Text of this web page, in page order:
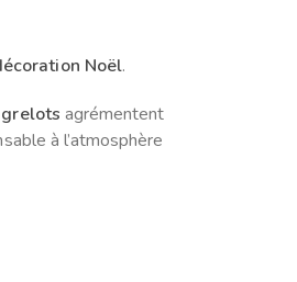
Noël.
grelots agrémentent
à l’atmosphère